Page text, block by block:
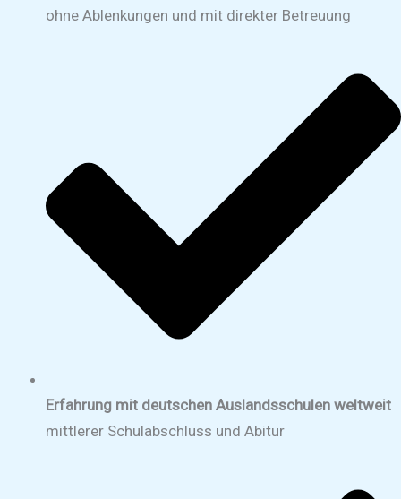
ohne Ablenkungen und mit direkter Betreuung
Erfahrung mit deutschen Auslandsschulen weltweit
mittlerer Schulabschluss und Abitur